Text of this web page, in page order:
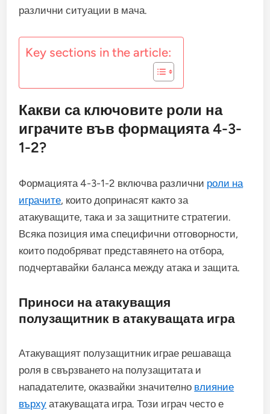
различни ситуации в мача.
Key sections in the article:
Какви са ключовите роли на
играчите във формацията 4-3-
1-2?
Формацията 4-3-1-2 включва различни роли на
играчите, които допринасят както за
атакуващите, така и за защитните стратегии.
Всяка позиция има специфични отговорности,
които подобряват представянето на отбора,
подчертавайки баланса между атака и защита.
Приноси на атакуващия
полузащитник в атакуващата игра
Атакуващият полузащитник играе решаваща
роля в свързването на полузащитата и
нападателите, оказвайки значително влияние
върху атакуващата игра. Този играч често е